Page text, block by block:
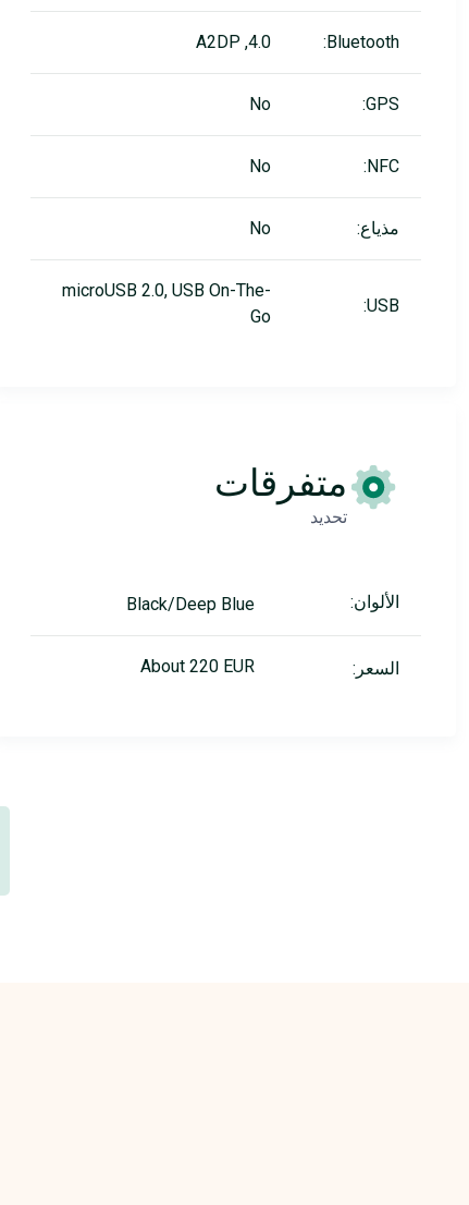
Bluetooth:
4.0, A2DP
GPS:
No
NFC:
No
مذياع: No
USB:
microUSB 2.0, USB On-The-
Go
متفرقات
تحديد
الألوان: Black/Deep Blue
السعر: About 220 EUR